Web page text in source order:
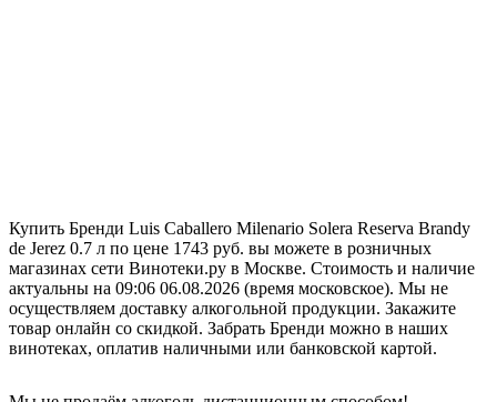
Купить Бренди Luis Caballero Milenario Solera Reserva Brandy
de Jerez 0.7 л по цене 1743 руб. вы можете в розничных
магазинах сети Винотеки.ру в Москве. Стоимость и наличие
актуальны на 09:06 06.08.2026 (время московское). Мы не
осуществляем доставку алкогольной продукции. Закажите
товар онлайн со скидкой. Забрать Бренди можно в наших
винотеках, оплатив наличными или банковской картой.